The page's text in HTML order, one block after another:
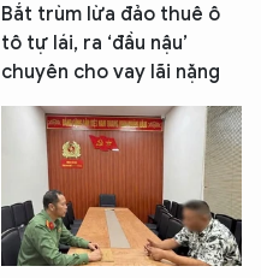
Bắt trùm lừa đảo thuê ô
tô tự lái, ra ‘đầu nậu’
chuyên cho vay lãi nặng